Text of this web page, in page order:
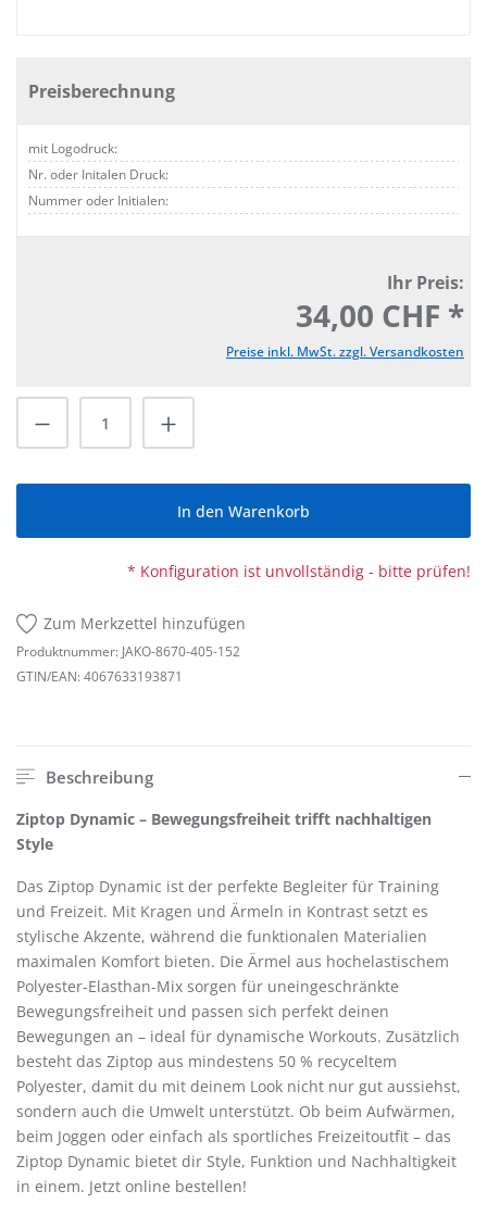
Preisberechnung
mit Logodruck:
Nr. oder Initalen Druck:
Nummer oder Initialen:
Ihr Preis:
34,00 CHF *
Preise inkl. MwSt. zzgl. Versandkosten
Produkt Anzahl: Gib den gewünschten
In den Warenkorb
* Konfiguration ist unvollständig - bitte prüfen!
Zum Merkzettel hinzufügen
Produktnummer: JAKO-8670-405-152
GTIN/EAN: 4067633193871
Beschreibung
Ziptop Dynamic – Bewegungsfreiheit trifft nachhaltigen
Style
Das Ziptop Dynamic ist der perfekte Begleiter für Training
und Freizeit. Mit Kragen und Ärmeln in Kontrast setzt es
stylische Akzente, während die funktionalen Materialien
maximalen Komfort bieten. Die Ärmel aus hochelastischem
Polyester-Elasthan-Mix sorgen für uneingeschränkte
Bewegungsfreiheit und passen sich perfekt deinen
Bewegungen an – ideal für dynamische Workouts. Zusätzlich
besteht das Ziptop aus mindestens 50 % recyceltem
Polyester, damit du mit deinem Look nicht nur gut aussiehst,
sondern auch die Umwelt unterstützt. Ob beim Aufwärmen,
beim Joggen oder einfach als sportliches Freizeitoutfit – das
Ziptop Dynamic bietet dir Style, Funktion und Nachhaltigkeit
in einem. Jetzt online bestellen!